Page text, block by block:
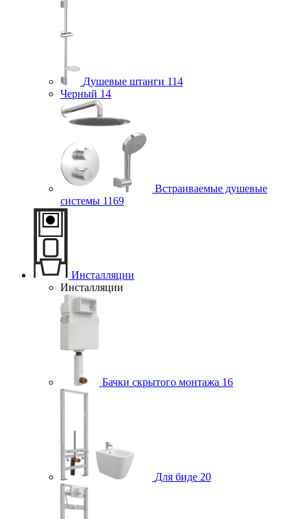
Душевые штанги 114
Черный 14
Встраиваемые душевые
системы 1169
Инсталляции
Инсталляции
Бачки скрытого монтажа 16
Для биде 20